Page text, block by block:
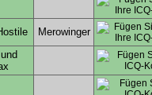
Merowinger